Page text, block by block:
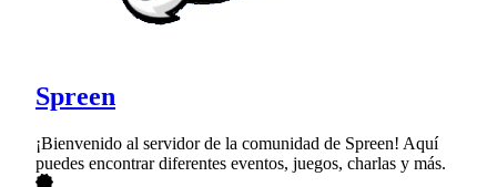
Spreen
¡Bienvenido al servidor de la comunidad de Spreen! Aquí
puedes encontrar diferentes eventos, juegos, charlas y más.